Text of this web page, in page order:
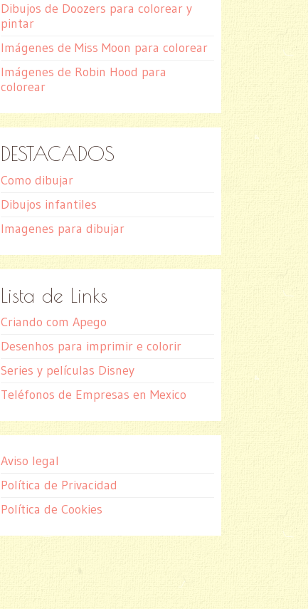
Dibujos de Doozers para colorear y
pintar
Imágenes de Miss Moon para colorear
Imágenes de Robin Hood para
colorear
DESTACADOS
Como dibujar
Dibujos infantiles
Imagenes para dibujar
Lista de Links
Criando com Apego
Desenhos para imprimir e colorir
Series y películas Disney
Teléfonos de Empresas en Mexico
Aviso legal
Política de Privacidad
Política de Cookies